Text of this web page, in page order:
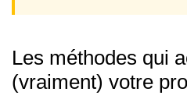
Les méthodes qui
(vraiment) votre